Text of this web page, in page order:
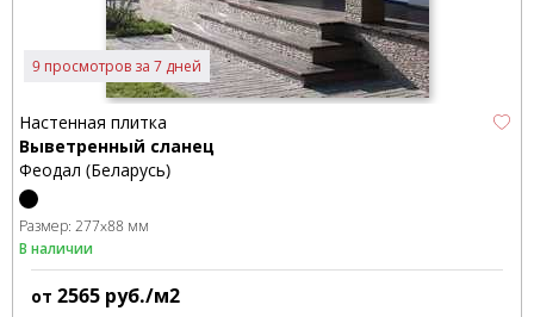
9 просмотров за 7 дней
Настенная плитка
Выветренный сланец
Феодал (Беларусь)
Размер: 277x88 мм
В наличии
от 2565 руб./м2